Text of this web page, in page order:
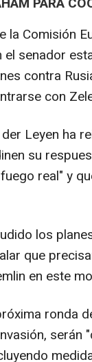
la Comisión
el senador
contra
con
Leyen ha
su
real" y
los
que
en este
ronda
serán